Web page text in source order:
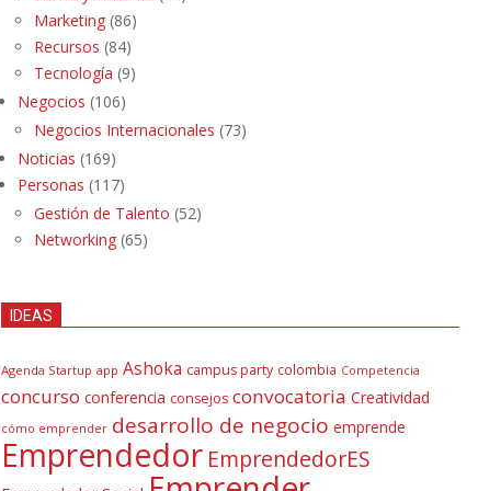
Marketing (86)
Recursos (84)
Tecnología (9)
Negocios (106)
Negocios Internacionales (73)
Noticias (169)
Personas (117)
Gestión de Talento (52)
Networking (65)
IDEAS
Agenda Startup app Ashoka campus party colombia Competencia
concurso conferencia consejos convocatoria Creatividad
cómo emprender desarrollo de negocio emprende
Emprendedor EmprendedorES